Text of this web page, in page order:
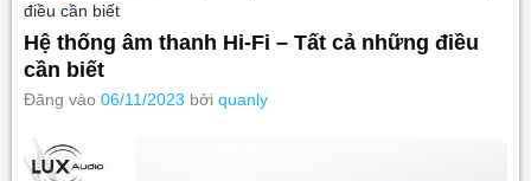
điều cần biết
Hệ thống âm thanh Hi-Fi – Tất cả những điều
cần biết
Đăng vào 06/11/2023 bởi quanly